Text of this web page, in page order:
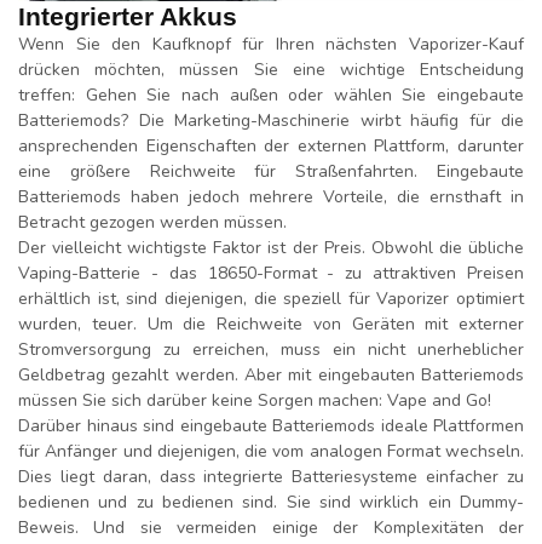
Integrierter Akkus
Wenn Sie den Kaufknopf für Ihren nächsten Vaporizer-Kauf
drücken möchten, müssen Sie eine wichtige Entscheidung
treffen: Gehen Sie nach außen oder wählen Sie eingebaute
Batteriemods? Die Marketing-Maschinerie wirbt häufig für die
ansprechenden Eigenschaften der externen Plattform, darunter
eine größere Reichweite für Straßenfahrten. Eingebaute
Batteriemods haben jedoch mehrere Vorteile, die ernsthaft in
Betracht gezogen werden müssen.
Der vielleicht wichtigste Faktor ist der Preis. Obwohl die übliche
Vaping-Batterie - das 18650-Format - zu attraktiven Preisen
erhältlich ist, sind diejenigen, die speziell für Vaporizer optimiert
wurden, teuer. Um die Reichweite von Geräten mit externer
Stromversorgung zu erreichen, muss ein nicht unerheblicher
Geldbetrag gezahlt werden. Aber mit eingebauten Batteriemods
müssen Sie sich darüber keine Sorgen machen: Vape and Go!
Darüber hinaus sind eingebaute Batteriemods ideale Plattformen
für Anfänger und diejenigen, die vom analogen Format wechseln.
Dies liegt daran, dass integrierte Batteriesysteme einfacher zu
bedienen und zu bedienen sind. Sie sind wirklich ein Dummy-
Beweis. Und sie vermeiden einige der Komplexitäten der